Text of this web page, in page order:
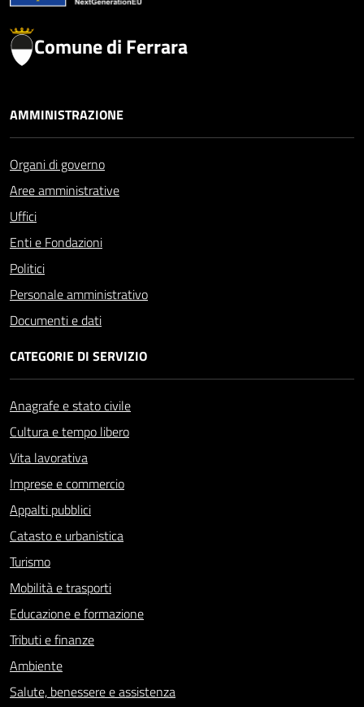
Comune di Ferrara
AMMINISTRAZIONE
Organi di governo
Aree amministrative
Uffici
Enti e Fondazioni
Politici
Personale amministrativo
Documenti e dati
CATEGORIE DI SERVIZIO
Anagrafe e stato civile
Cultura e tempo libero
Vita lavorativa
Imprese e commercio
Appalti pubblici
Catasto e urbanistica
Turismo
Mobilità e trasporti
Educazione e formazione
Tributi e finanze
Ambiente
Salute, benessere e assistenza